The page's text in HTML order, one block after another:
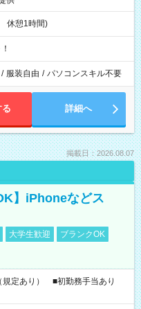
休憩1時間)
/ 服装自由 / パソコンスキル不要
る 詳細へ
掲載日：2026.08.07
】iPhoneなどス
大学生歓迎
ブランクOK
定あり） ■初勤務手当あり